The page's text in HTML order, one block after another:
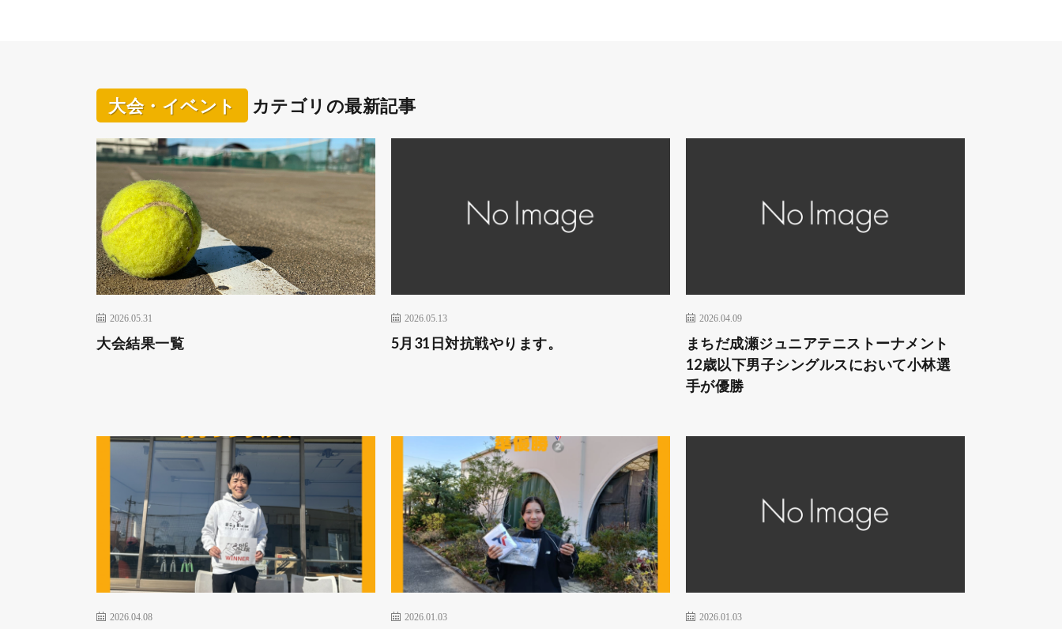
大会・イベント カテゴリの最新記事
2026.05.31
大会結果一覧
2026.05.13
5月31日対抗戦やります。
2026.04.09
まちだ成瀬ジュニアテニストーナメント
12歳以下男子シングルスにおいて小林選
手が優勝
2026.04.08 2026.01.03 2026.01.03